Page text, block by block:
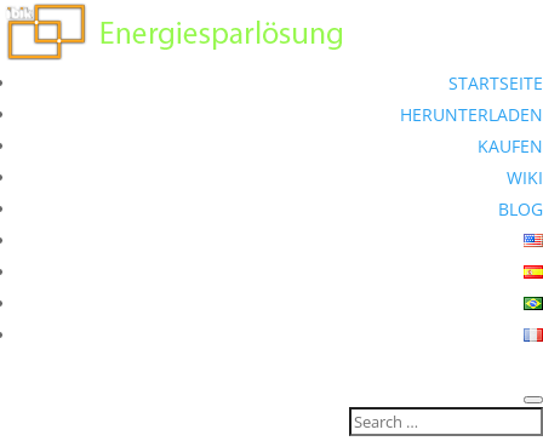
STARTSEITE
HERUNTERLADEN
KAUFEN
WIKI
BLOG